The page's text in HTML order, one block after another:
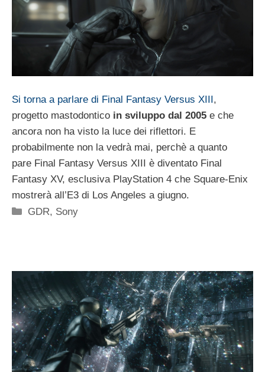
Si torna a parlare di Final Fantasy Versus XIII,
progetto mastodontico in sviluppo dal 2005 e che
ancora non ha visto la luce dei riflettori. E
probabilmente non la vedrà mai, perchè a quanto
pare Final Fantasy Versus XIII è diventato Final
Fantasy XV, esclusiva PlayStation 4 che Square-Enix
mostrerà all’E3 di Los Angeles a giugno.
Categorie
GDR, Sony